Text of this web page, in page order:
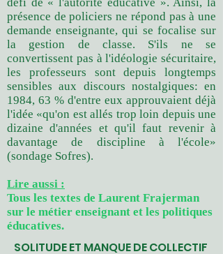
présence de policiers ne répond pas à une
demande enseignante, qui se focalise sur
la gestion de classe. S'ils ne se
convertissent pas à l'idéologie sécuritaire,
les professeurs sont depuis longtemps
sensibles aux discours nostalgiques: en
1984, 63 % d'entre eux approuvaient déjà
l'idée «qu'on est allés trop loin depuis une
dizaine d'années et qu'il faut revenir à
davantage de discipline à l'école»
(sondage Sofres).
Lire aussi :
Tous les textes de Laurent Frajerman
sur le métier enseignant et les politiques
éducatives.
SOLITUDE ET MANQUE DE COLLECTIF